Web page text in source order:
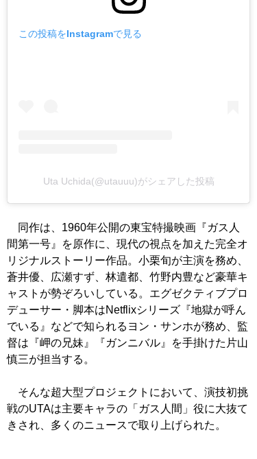
この投稿をInstagramで見る
Uta Uchida(@utauuu)がシェアした投稿
同作は、1960年公開の東宝特撮映画『ガス人
間第一号』を原作に、現代の視点を加えた完全オ
リジナルストーリー作品。小栗旬が主演を務め、
蒼井優、広瀬すず、林遣都、竹野内豊など豪華キ
ャストが勢ぞろいしている。エグゼクティブプロ
デューサー・脚本はNetflixシリーズ『地獄が呼ん
でいる』などで知られるヨン・サンホが務め、監
督は『岬の兄妹』『ガンニバル』を手掛けた片山
慎三が担当する。
そんな超大型プロジェクトにおいて、演技初挑
戦のUTAは主要キャラの「ガス人間」役に大抜て
きされ、多くのニュースで取り上げられた。